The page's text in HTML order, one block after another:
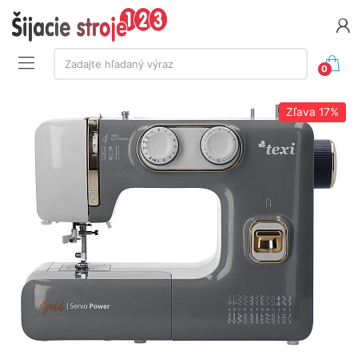
Vyhľadávanie:
Zadajte hľadaný výraz
0
Zľava 17%